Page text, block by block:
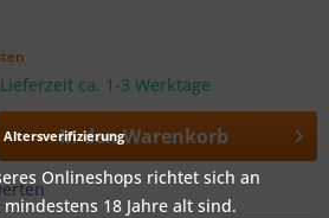
ca. 1-3 Werktage
In denWarenkorb
Altersverifizierung
Onlineshops richtet sich an
18 Jahre alt sind.